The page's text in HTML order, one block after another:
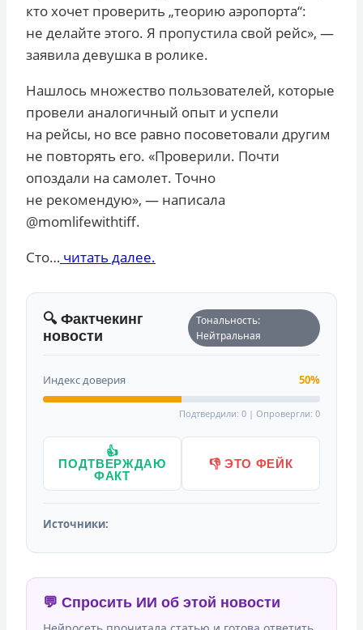
кто хочет проверить „теорию аэропорта“:
не делайте этого. Я пропустила свой рейс», —
заявила девушка в ролике.
Нашлось множество пользователей, которые
провели аналогичный опыт и успели
на рейсы, но все равно посоветовали другим
не повторять его. «Проверили. Почти
опоздали на самолет. Точно
не рекомендую», — написала
@momlifewithtiff.
Сто… читать далее.
🔍 Фактчекинг
новости
Тональность:
Нейтральная
Индекс доверия 50%
Подтвердили: 0 | Опровергли: 0
👍
ПОДТВЕРЖДАЮ
ФАКТ
👎 ЭТО ФЕЙК
Источники:
💬 Спросить ИИ об этой новости